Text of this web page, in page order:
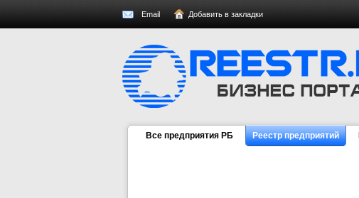
Email Добавить в закладки
Все предприятия РБ Реестр предприятий